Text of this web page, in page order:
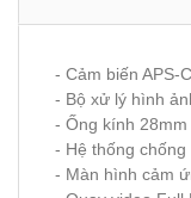
- Cảm biến APS-
- Bộ xử lý hình
- Ống kính
- Hệ thống
- Màn hình cảm